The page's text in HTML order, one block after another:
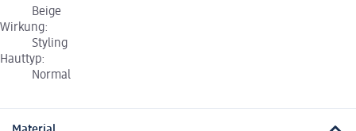
Beige
Wirkung:
Styling
Hauttyp:
Normal